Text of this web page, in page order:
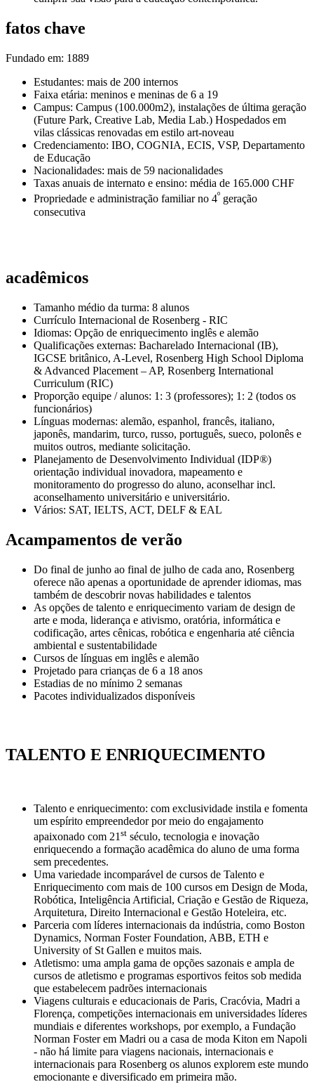
fatos chave
Fundado em: 1889
Estudantes: mais de 200 internos
Faixa etária: meninos e meninas de 6 a 19
Campus: Campus (100.000m2), instalações de última geração
(Future Park, Creative Lab, Media Lab.) Hospedados em
vilas clássicas renovadas em estilo art-noveau
Credenciamento: IBO, COGNIA, ECIS, VSP, Departamento
de Educação
Nacionalidades: mais de 59 nacionalidades
Taxas anuais de internato e ensino: média de 165.000 CHF
Propriedade e administração familiar no 4º geração
consecutiva
acadêmicos
Tamanho médio da turma: 8 alunos
Currículo Internacional de Rosenberg - RIC
Idiomas: Opção de enriquecimento inglês e alemão
Qualificações externas: Bacharelado Internacional (IB),
IGCSE britânico, A-Level, Rosenberg High School Diploma
& Advanced Placement – AP, Rosenberg International
Curriculum (RIC)
Proporção equipe / alunos: 1: 3 (professores); 1: 2 (todos os
funcionários)
Línguas modernas: alemão, espanhol, francês, italiano,
japonês, mandarim, turco, russo, português, sueco, polonês e
muitos outros, mediante solicitação.
Planejamento de Desenvolvimento Individual (IDP®)
orientação individual inovadora, mapeamento e
monitoramento do progresso do aluno, aconselhar incl.
aconselhamento universitário e universitário.
Vários: SAT, IELTS, ACT, DELF & EAL
Acampamentos de verão
Do final de junho ao final de julho de cada ano, Rosenberg
oferece não apenas a oportunidade de aprender idiomas, mas
também de descobrir novas habilidades e talentos
As opções de talento e enriquecimento variam de design de
arte e moda, liderança e ativismo, oratória, informática e
codificação, artes cênicas, robótica e engenharia até ciência
ambiental e sustentabilidade
Cursos de línguas em inglês e alemão
Projetado para crianças de 6 a 18 anos
Estadias de no mínimo 2 semanas
Pacotes individualizados disponíveis
TALENTO E ENRIQUECIMENTO
Talento e enriquecimento: com exclusividade instila e fomenta
um espírito empreendedor por meio do engajamento
apaixonado com 21 st século, tecnologia e inovação
enriquecendo a formação acadêmica do aluno de uma forma
sem precedentes.
Uma variedade incomparável de cursos de Talento e
Enriquecimento com mais de 100 cursos em Design de Moda,
Robótica, Inteligência Artificial, Criação e Gestão de Riqueza,
Arquitetura, Direito Internacional e Gestão Hoteleira, etc.
Parceria com líderes internacionais da indústria, como Boston
Dynamics, Norman Foster Foundation, ABB, ETH e
University of St Gallen e muitos mais.
Atletismo: uma ampla gama de opções sazonais e ampla de
cursos de atletismo e programas esportivos feitos sob medida
que estabelecem padrões internacionais
Viagens culturais e educacionais de Paris, Cracóvia, Madri a
Florença, competições internacionais em universidades líderes
mundiais e diferentes workshops, por exemplo, a Fundação
Norman Foster em Madri ou a casa de moda Kiton em Napoli
- não há limite para viagens nacionais, internacionais e
internacionais para Rosenberg os alunos explorem este mundo
emocionante e diversificado em primeira mão.